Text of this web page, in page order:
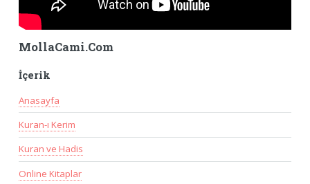
MollaCami.Com
İçerik
Anasayfa
Kuran-ı Kerim
Kuran ve Hadis
Online Kitaplar